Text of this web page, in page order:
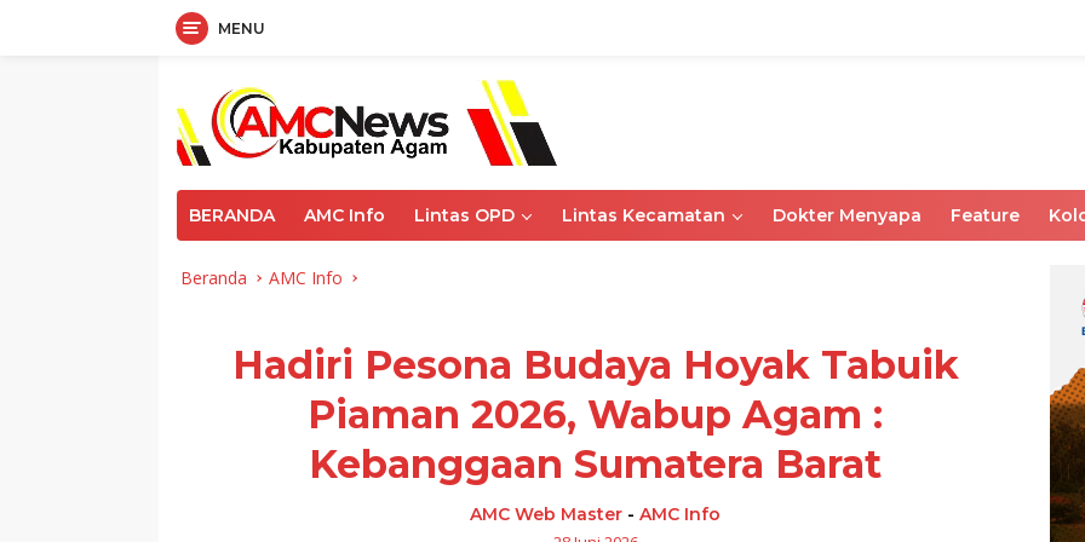
MENU
BERANDA AMC Info Lintas OPD Lintas Kecamatan Dokter Menyapa Feature
Beranda AMC Info
Hadiri Pesona Budaya Hoyak Tabuik
Piaman 2026, Wabup Agam :
Kebanggaan Sumatera Barat
AMC Web Master -AMC Info